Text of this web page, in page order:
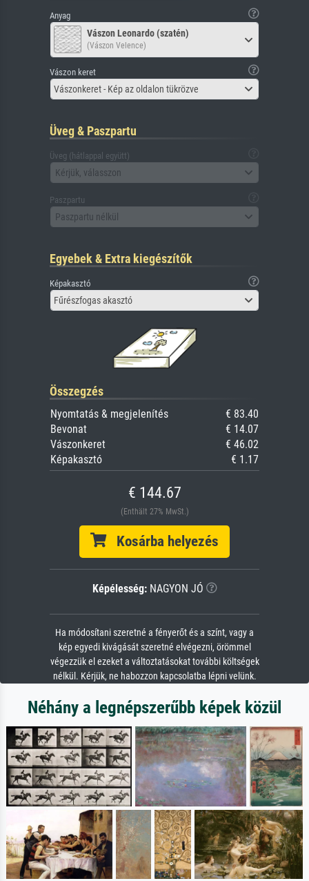
Anyag
Vászon Leonardo (szatén)
(Vászon Velence)
Vászon keret
Vászonkeret - Kép az oldalon tükrözve
Üveg & Paszpartu
Üveg (hátlappal együtt)
Kérjük, válasszon
Paszpartu
Paszpartu nélkül
Egyebek & Extra kiegészítők
Képakasztó
Fűrészfogas akasztó
Összegzés
Nyomtatás & megjelenítés
€ 83.40
Bevonat
€ 14.07
Vászonkeret
€ 46.02
Képakasztó
€ 1.17
€ 144.67
(Enthält 27% MwSt.)
Kosárba helyezés
Képélesség:NAGYON JÓ
Ha módosítani szeretné a fényerőt és a színt, vagy a
kép egyedi kivágását szeretné elvégezni, örömmel
végezzük el ezeket a változtatásokat további költségek
nélkül. Kérjük, ne habozzon kapcsolatba lépni velünk.
Néhány a legnépszerűbb képek közül